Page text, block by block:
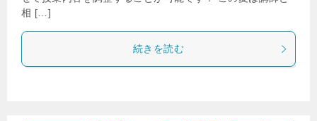
相 […]
続きを読む